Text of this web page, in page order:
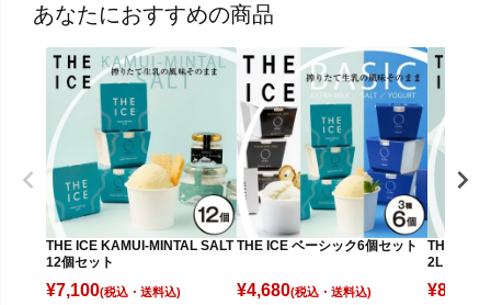
あなたにおすすめの商品
THE ICE KAMUI-MINTAL SALT
12個セット
¥7,100(税込)
THE ICE ベーシック6個セット
¥4,680(税込)
THE ICE
2L
¥8,180